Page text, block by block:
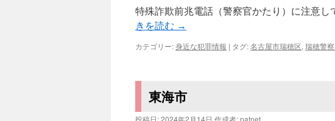
特殊詐欺前兆電話（警察官かたり）に注意
きを読む →
カテゴリー:身近な犯罪情報 | タグ:名古屋市瑞穂区, 瑞穂警
東海市
投稿日:2024年2月14日 作成者:patnet